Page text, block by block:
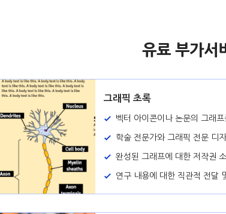
유료 부가서
그래픽 초록
벡터 아이콘이나 논문의 그래
학술 전문가와 그래픽 전문 디
완성된 그래프에 대한 저작권
연구 내용에 대한 직관적 전달